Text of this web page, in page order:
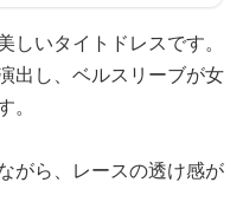
いタイトドレスです。
出し、ベルスリーブが女
がら、レースの透け感が